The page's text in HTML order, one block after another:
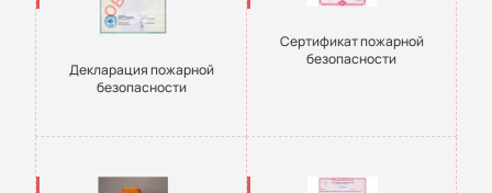
Декларация пожарной
безопасности
Сертификат пожарной
безопасности